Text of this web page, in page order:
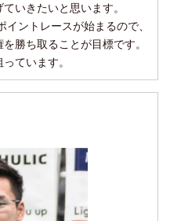
いきたいと思います。
ントレースが始まるので、
勝ち取ることが目標です。
ています。